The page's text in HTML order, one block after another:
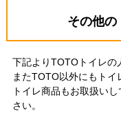
その他の
下記よりTOTOトイレの
またTOTO以外にもト
トイレ商品もお取扱い
さい。